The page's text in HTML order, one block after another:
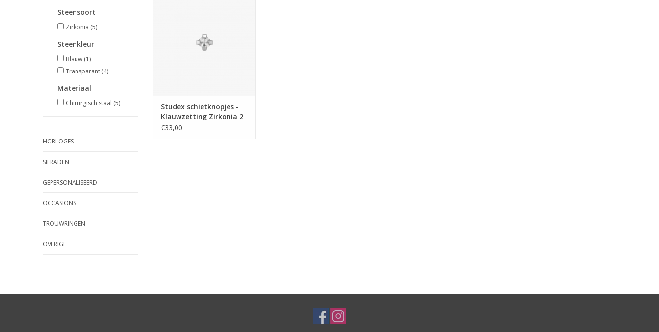
Steensoort
Zirkonia (5)
Steenkleur
Blauw (1)
Transparant (4)
Materiaal
Chirurgisch staal (5)
HORLOGES
SIERADEN
GEPERSONALISEERD
OCCASIONS
TROUWRINGEN
OVERIGE
Studex schietknopjes -
Klauwzetting Zirkonia 2
mm - 7532-0100 (109)
€33,00